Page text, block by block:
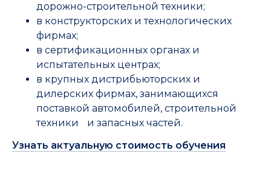
дорожно-строительной техники;
в конструкторских и технологических
фирмах;
в сертификационных органах и
испытательных центрах;
в крупных дистрибьюторских и
дилерских фирмах, занимающихся
поставкой автомобилей, строительной
техники и запасных частей.
Узнать актуальную стоимость обучения